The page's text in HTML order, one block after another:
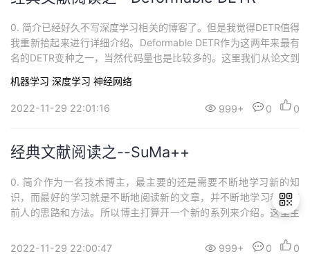
0. 简介已经好久不写深度学习相关的博客了。但是我觉得DETR值得
我重新拾起来进行详细介绍。Deformable DETR作为这两年来最有
名的DETR变种之一，当然代码量也是比较多的。这里我们从论文到
ention到NAS再到Transformer，视觉检测行业被Transformer拉到
了一个新的高度。而DETR作...
机器学习 深度学习 神经网络
2022-11-29 22:01:16 999+ 0 0
经典文献阅读之--SuMa++
0. 简介作为一名技术博主，最主要的还是需要不断地学习新的知
识，而最好的学习就是不断地阅读新的文章，并不断地学习和总结
前人的思路和方法。所以博主打算开一个新的系列来介绍。这里主
M》这篇论文。论文原文链接为：https://www.ipb.uni-bonn.de/w
2022-11-29 22:00:47 999+ 0 0